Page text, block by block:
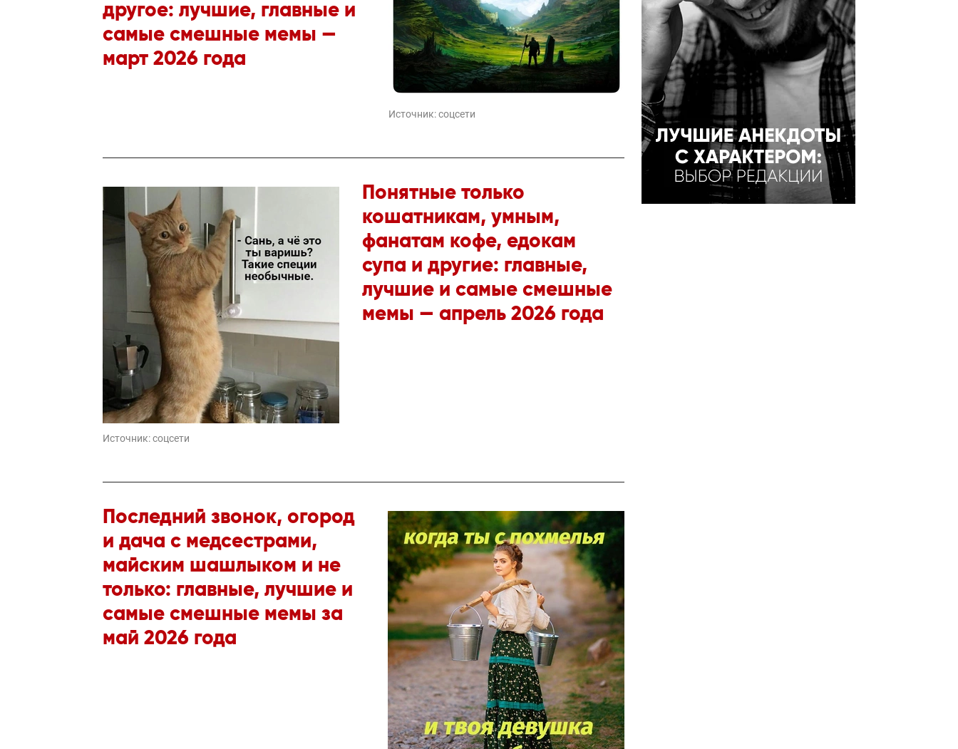
Источник:соцсети
другое: лучшие, главные и
самые смешные мемы —
март 2026 года
Источник:соцсети
Понятные только
кошатникам, умным,
фанатам кофе, едокам
супа и другие: главные,
лучшие и самые смешные
мемы — апрель 2026 года
Последний звонок, огород
и дача с медсестрами,
майским шашлыком и не
только: главные, лучшие и
самые смешные мемы за
май 2026 года